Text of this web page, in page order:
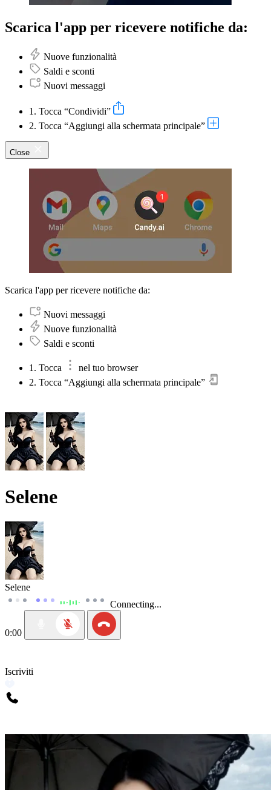
Scarica l'app per ricevere notifiche da:
Nuove funzionalità
Saldi e sconti
Nuovi messaggi
1. Tocca “Condividi”
2. Tocca “Aggiungi alla schermata principale”
Close
Scarica l'app per ricevere notifiche da:
Nuovi messaggi
Nuove funzionalità
Saldi e sconti
1. Tocca
nel tuo browser
2. Tocca “Aggiungi alla schermata principale”
Selene
Selene
Connecting...
0:00
Iscriviti